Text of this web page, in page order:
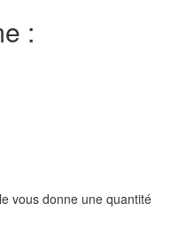
:
vous donne une quantité